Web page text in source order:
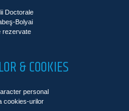
Doctorale
Bolyai
rezervate
& COOKIES
personal
cookies-urilor